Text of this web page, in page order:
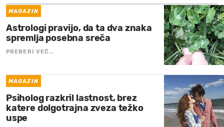
MAGAZIN
Astrologi pravijo, da ta dva znaka
spremlja posebna sreča
PREBERI VEČ…
MAGAZIN
Psiholog razkril lastnost, brez
katere dolgotrajna zveza težko
uspe